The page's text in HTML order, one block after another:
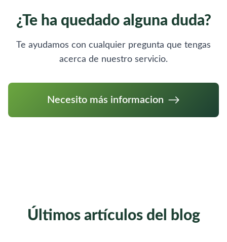
¿Te ha quedado alguna duda?
Te ayudamos con cualquier pregunta que tengas
acerca de nuestro servicio.
Necesito más informacion
Últimos artículos del blog